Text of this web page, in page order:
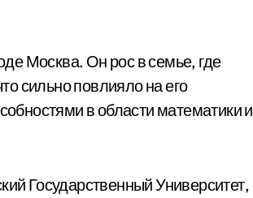
Москва. Он рос в семье, где
сильно повлияло на его
в области математики и
Государственный Университет,